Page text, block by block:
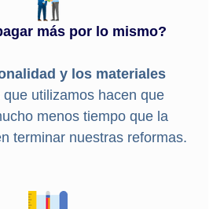
más por lo mismo?
y los materiales
que utilizamos hacen que
menos tiempo que la
terminar nuestras reformas.